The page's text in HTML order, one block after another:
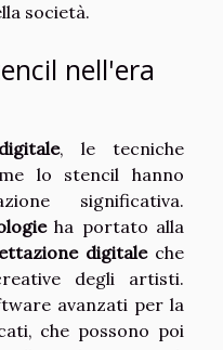
società.
nell'era
, le tecniche
lo stencil hanno
significativa.
ha portato alla
digitaleche
degli artisti.
avanzati per la
che possono poi